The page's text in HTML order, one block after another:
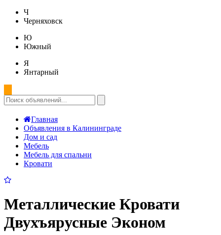
Ч
Черняховск
Ю
Южный
Я
Янтарный
Главная
Объявления в Калининграде
Дом и сад
Мебель
Мебель для спальни
Кровати
Металлические Кровати
Двухъярусные Эконом